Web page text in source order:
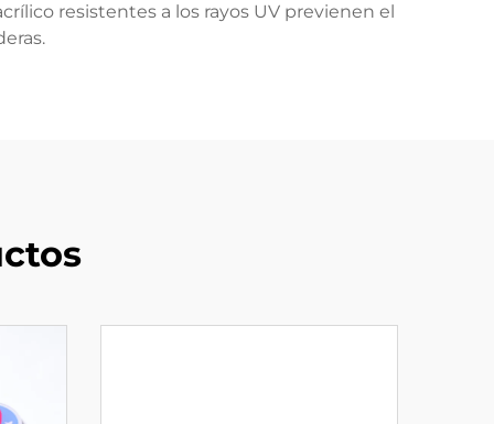
resistentes a los rayos UV previenen el